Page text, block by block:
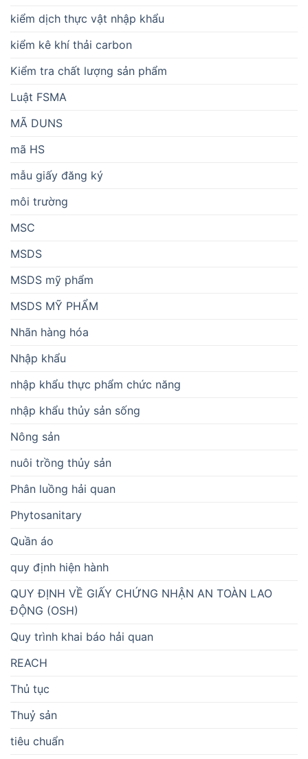
kiểm dịch thực vật nhập khẩu
kiểm kê khí thải carbon
Kiểm tra chất lượng sản phẩm
Luật FSMA
MÃ DUNS
mã HS
mẫu giấy đăng ký
môi trường
MSC
MSDS
MSDS mỹ phẩm
MSDS MỸ PHẨM
Nhãn hàng hóa
Nhập khẩu
nhập khẩu thực phẩm chức năng
nhập khẩu thủy sản sống
Nông sản
nuôi trồng thủy sản
Phân luồng hải quan
Phytosanitary
Quần áo
quy định hiện hành
QUY ĐỊNH VỀ GIẤY CHỨNG NHẬN AN TOÀN LAO
ĐỘNG (OSH)
Quy trình khai báo hải quan
REACH
Thủ tục
Thuỷ sản
tiêu chuẩn